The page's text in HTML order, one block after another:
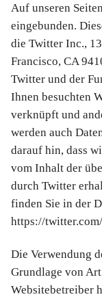
Auf unseren
eingebunden.
die Twitter Inc.,
Francisco, CA
Twitter und der
Ihnen besuchten
verknüpft und
werden auch
darauf hin, dass
vom Inhalt der
durch Twitter
finden Sie in der
https://
Die Verwendung
Grundlage von
Websitebetreiber